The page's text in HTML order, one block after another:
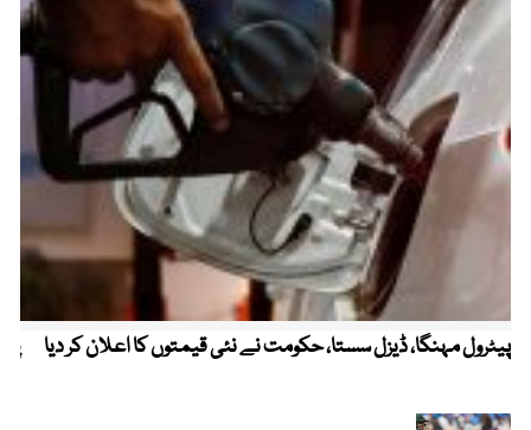
پیٹرول مہنگا، ڈیزل سستا، حکومت نے نئی قیمتوں کا اعلان کر دیا